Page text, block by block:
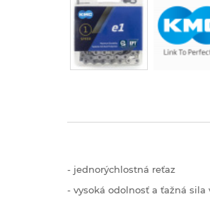
- jednorýchlostná reťaz
- vysoká odolnosť a ťažná